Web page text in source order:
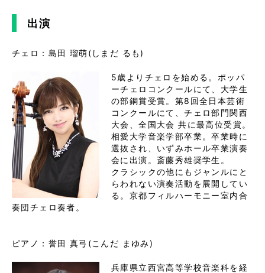
出演
チェロ：島田 瑠萌(しまだ るも)
5歳よりチェロを始める。ポッパ
ーチェロコンクールにて、大学生
の部銅賞受賞。第8回全日本芸術
コンクールにて、チェロ部門関西
大会、全国大会 共に最高位受賞。
相愛大学音楽学部卒業。卒業時に
選抜され、いずみホール卒業演奏
会に出演。斎藤秀雄奨学生。
クラシックの他にもジャンルにと
らわれない演奏活動を展開してい
る。京都フィルハーモニー室内合
奏団チェロ奏者。
ピアノ：誉田 真弓(こんだ まゆみ)
兵庫県立西宮高等学校音楽科を経